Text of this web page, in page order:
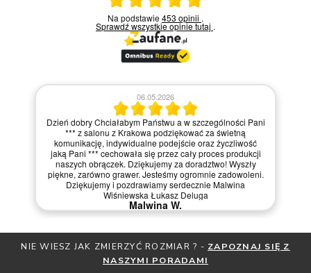
Ocena średnia 5 na 5
Na podstawie453 opinii .
Sprawdź wszystkie opinietutaj .
06.05.2026
Dzień dobry Chciałabym Państwu a w szczególności Pani
*** z salonu z Krakowa podziękować za świetną
komunikację, indywidualne podejście oraz życzliwość
jaką Pani *** cechowała się przez cały proces produkcji
naszych obrączek. Dziękujemy za doradztwo! Wyszły
piękne, zarówno grawer. Jesteśmy ogromnie zadowoleni.
Dziękujemy i pozdrawiamy serdecznie Malwina
Wiśniewska Łukasz Deluga
Malwina W.
NIE WIESZ JAK ZMIERZYĆ ROZMIAR ? - ZAPOZNAJ SIĘ Z
NASZYMI PORADAMI